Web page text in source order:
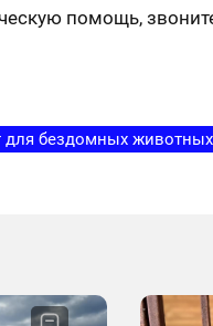
помощь,
для бездомных животных